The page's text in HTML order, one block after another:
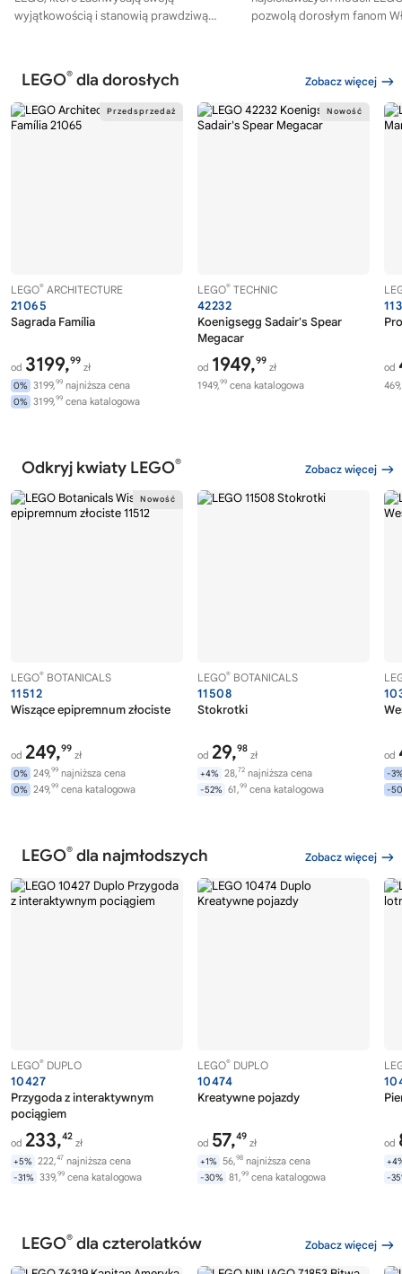
wyjątkowością i stanowią prawdziwą
pozwolą dorosłym fanom
LEGO® dla dorosłych Zobacz więcej
LEGO® ARCHITECTURE
21065
Sagrada Família
od 3199,99
zł
0% 3199,99 najniższa cena
0% 3199,99 cena katalogowa
LEGO® TECHNIC
42232
Koenigsegg Sadair's Spear
Megacar
od 1949,99
zł
1949,99 cena katalogowa
od
469,
Odkryj kwiaty LEGO® Zobacz więcej
LEGO® BOTANICALS
11512
Wiszące epipremnum złociste
od 249,99
zł
0% 249,99 najniższa cena
0% 249,99 cena katalogowa
LEGO® BOTANICALS
11508
Stokrotki
od 29,98
zł
+4% 28,72 najniższa cena
-52% 61,99 cena katalogowa
od
-
-
LEGO® dla najmłodszych Zobacz więcej
LEGO® DUPLO
10427
Przygoda z interaktywnym
pociągiem
od 233,42
zł
+5% 222,47 najniższa cena
-31% 339,99 cena katalogowa
LEGO® DUPLO
10474
Kreatywne pojazdy
od 57,49
zł
+1% 56,98 najniższa cena
-30% 81,99 cena katalogowa
od
-
LEGO® dla czterolatków Zobacz więcej